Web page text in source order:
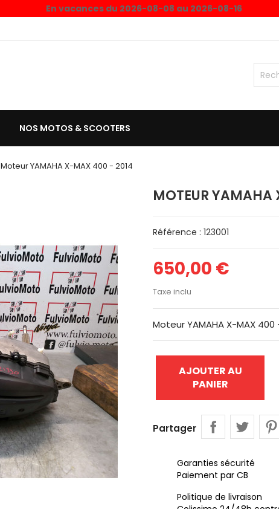
En vacances du 2026-08-08 au 2026-08-16
NOS MOTOS & SCOOTERS
Moteur YAMAHA X-MAX 400 - 2014
MOTEUR
Référence : 123001
650,00 €
Taxe inclu
Moteur YAMAHA X-MAX 400
AJOUTER AU
PANIER
Partager
Garanties sécurité
Paiement par CB
Politique de livraison